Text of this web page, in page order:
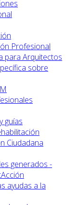
Profesional
para Arquitectos
sobre
guías
Ciudadana
generados -
ayudas a la